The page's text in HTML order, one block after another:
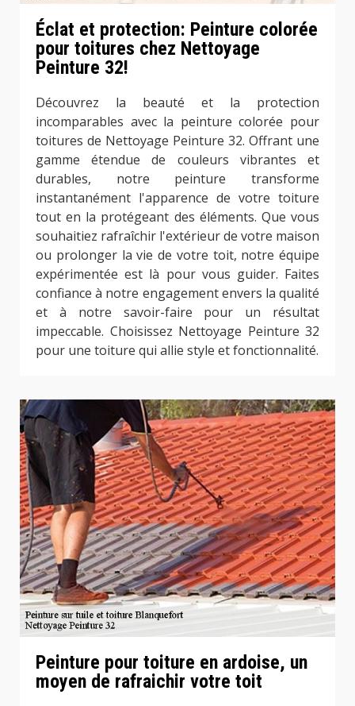
Éclat et protection: Peinture colorée
pour toitures chez Nettoyage
Peinture 32!
Découvrez la beauté et la protection
incomparables avec la peinture colorée pour
toitures de Nettoyage Peinture 32. Offrant une
gamme étendue de couleurs vibrantes et
durables, notre peinture transforme
instantanément l'apparence de votre toiture
tout en la protégeant des éléments. Que vous
souhaitiez rafraîchir l'extérieur de votre maison
ou prolonger la vie de votre toit, notre équipe
expérimentée est là pour vous guider. Faites
confiance à notre engagement envers la qualité
et à notre savoir-faire pour un résultat
impeccable. Choisissez Nettoyage Peinture 32
pour une toiture qui allie style et fonctionnalité.
Peinture pour toiture en ardoise, un
moyen de rafraichir votre toit